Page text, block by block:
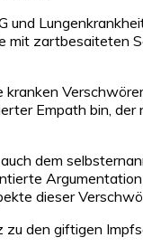
zartbesaiteten
Empath bin,
dem
dieser
den giftigen